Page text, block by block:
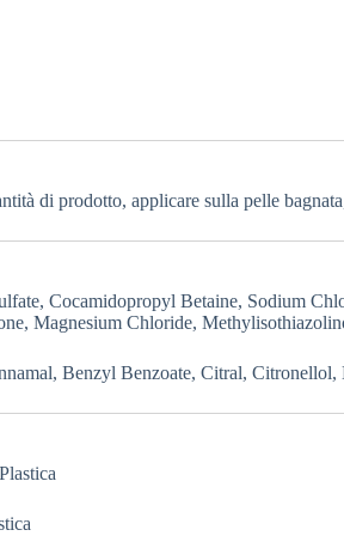
di prodotto, applicare sulla pelle
Cocamidopropyl Betaine, Sodium
Magnesium Chloride,
Benzyl Benzoate, Citral, Citronellol,